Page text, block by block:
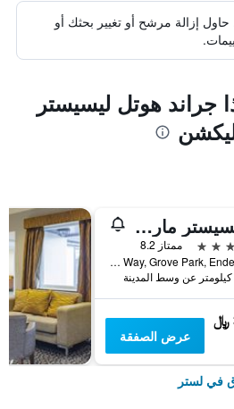
حاول إزالة مرشح أو تغيير بحثك أو
جراند هوتل ليسيستر
لايسيستر ماريوت هوتل
ممتاز 8.2
Smith Way, Grove Park, Enderby, لستر, المملكة المتحدة
عرض الصفقة
في لستر